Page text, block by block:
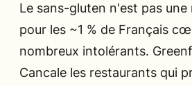
Le sans-gluten n'est pas une
pour les ~1 % de Français
nombreux intolérants.
Cancale les restaurants qui